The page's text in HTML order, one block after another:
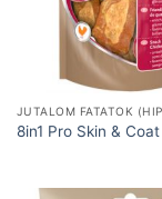
8in1 Pro Skin &